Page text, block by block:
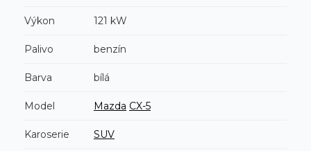
Výkon 121 kW
Palivo benzín
Barva bílá
Model Mazda CX-5
Karoserie SUV